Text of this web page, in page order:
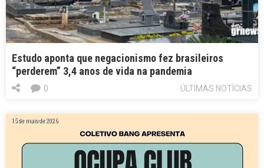
Estudo aponta que negacionismo fez brasileiros
“perderem” 3,4 anos de vida na pandemia
ÚLTIMAS NOTÍCIAS
0
15 de maio de 2026